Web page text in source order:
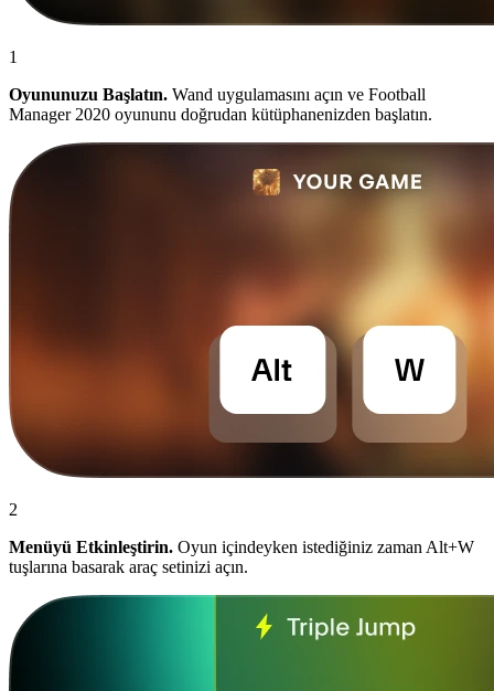
1
Oyununuzu Başlatın. Wand uygulamasını açın ve Football
Manager 2020 oyununu doğrudan kütüphanenizden başlatın.
2
Menüyü Etkinleştirin. Oyun içindeyken istediğiniz zaman Alt+W
tuşlarına basarak araç setinizi açın.